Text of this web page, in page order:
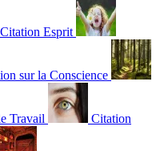
Citation Esprit
sur la Conscience
Travail Citation